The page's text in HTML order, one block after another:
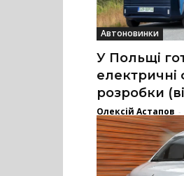
Автоновинки
У Польщі
електричні
розробки
Олексій Астапов -